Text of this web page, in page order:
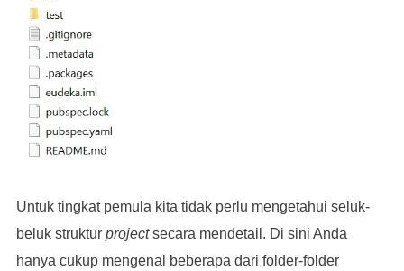
Untuk tingkat pemula kita tidak perlu mengetahui seluk-
beluk struktur projectsecara mendetail. Di sini Anda
hanya cukup mengenal beberapa dari folder-folder